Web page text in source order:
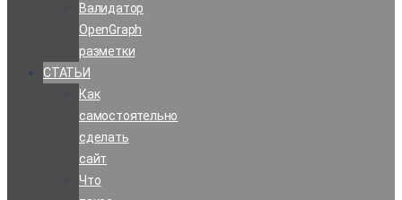
Валидатор
OpenGraph
разметки
СТАТЬИ
Как
самостоятельно
сделать
сайт
Что